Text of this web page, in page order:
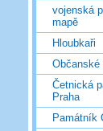
vojenská
mapě
Hloubkaři
Občanské
Četnická
Praha
Památník